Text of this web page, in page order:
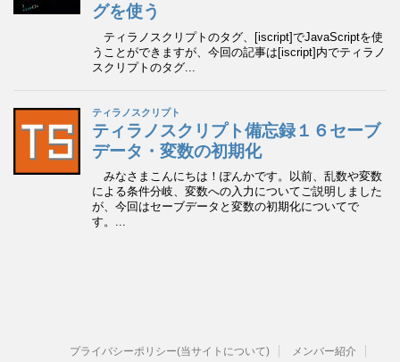
プライバシーポリシー(当サイトについて) メンバー紹介